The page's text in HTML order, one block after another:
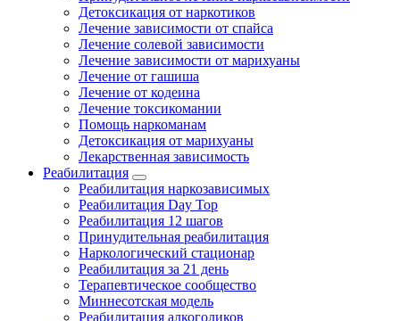
Детоксикация от наркотиков
Лечение зависимости от спайса
Лечение солевой зависимости
Лечение зависимости от марихуаны
Лечение от гашиша
Лечение от кодеина
Лечение токсикомании
Помощь наркоманам
Детоксикация от марихуаны
Лекарственная зависимость
Реабилитация
Реабилитация наркозависимых
Реабилитация Day Top
Реабилитация 12 шагов
Принудительная реабилитация
Наркологический стационар
Реабилитация за 21 день
Терапевтическое сообщество
Миннесотская модель
Реабилитация алкоголиков